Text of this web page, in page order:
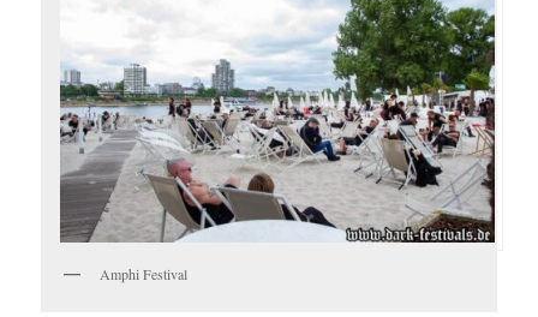
Amphi Festival